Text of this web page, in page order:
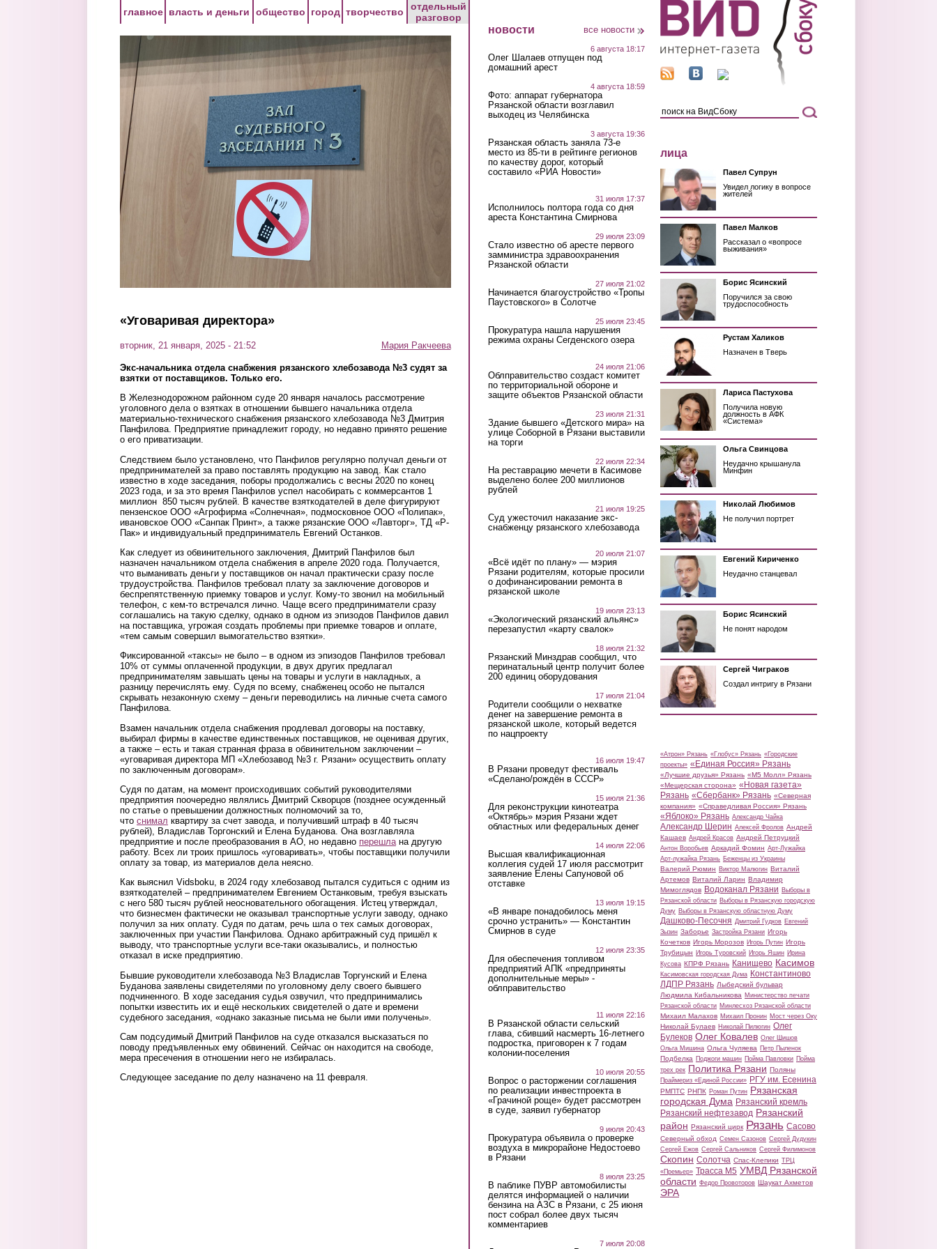
главное власть и деньги общество город творчество
отдельный
разговор
«Уговаривая директора»
вторник, 21 января, 2025 - 21:52 Мария Ракчеева
Экс-начальника отдела снабжения рязанского хлебозавода №3 судят за
взятки от поставщиков. Только его.
В Железнодорожном районном суде 20 января началось рассмотрение
уголовного дела о взятках в отношении бывшего начальника отдела
материально-технического снабжения рязанского хлебозавода №3 Дмитрия
Панфилова. Предприятие принадлежит городу, но недавно принято решение
о его приватизации.
Следствием было установлено, что Панфилов регулярно получал деньги от
предпринимателей за право поставлять продукцию на завод. Как стало
известно в ходе заседания, поборы продолжались с весны 2020 по конец
2023 года, и за это время Панфилов успел насобирать с коммерсантов 1
миллион 850 тысяч рублей. В качестве взяткодателей в деле фигурируют
пензенское ООО «Агрофирма «Солнечная», подмосковное ООО «Полипак»,
ивановское ООО «Санпак Принт», а также рязанские ООО «Лавторг», ТД «Р-
Пак» и индивидуальный предприниматель Евгений Останков.
Как следует из обвинительного заключения, Дмитрий Панфилов был
назначен начальником отдела снабжения в апреле 2020 года. Получается,
что выманивать деньги у поставщиков он начал практически сразу после
трудоустройства. Панфилов требовал плату за заключение договоров и
беспрепятственную приемку товаров и услуг. Кому-то звонил на мобильный
телефон, с кем-то встречался лично. Чаще всего предприниматели сразу
соглашались на такую сделку, однако в одном из эпизодов Панфилов давил
на поставщика, угрожая создать проблемы при приемке товаров и оплате,
«тем самым совершил вымогательство взятки».
Фиксированной «таксы» не было – в одном из эпизодов Панфилов требовал
10% от суммы оплаченной продукции, в двух других предлагал
предпринимателям завышать цены на товары и услуги в накладных, а
разницу перечислять ему. Судя по всему, снабженец особо не пытался
скрывать незаконную схему – деньги переводились на личные счета самого
Панфилова.
Взамен начальник отдела снабжения продлевал договоры на поставку,
выбирал фирмы в качестве единственных поставщиков, не оценивая других,
а также – есть и такая странная фраза в обвинительном заключении –
«уговаривая директора МП «Хлебозавод №3 г. Рязани» осуществить оплату
по заключенным договорам».
Судя по датам, на момент происходивших событий руководителями
предприятия поочередно являлись Дмитрий Скворцов (позднее осужденный
по статье о превышении должностных полномочий за то,
что снимал квартиру за счет завода, и получивший штраф в 40 тысяч
рублей), Владислав Торгонский и Елена Буданова. Она возглавляла
предприятие и после преобразования в АО, но недавно перешла на другую
работу. Всех ли троих пришлось «уговаривать», чтобы поставщики получили
оплату за товар, из материалов дела неясно.
Как выяснил Vidsboku, в 2024 году хлебозавод пытался судиться с одним из
взяткодателей – предпринимателем Евгением Останковым, требуя взыскать
с него 580 тысяч рублей неосновательного обогащения. Истец утверждал,
что бизнесмен фактически не оказывал транспортные услуги заводу, однако
получил за них оплату. Судя по датам, речь шла о тех самых договорах,
заключенных при участии Панфилова. Однако арбитражный суд пришёл к
выводу, что транспортные услуги все-таки оказывались, и полностью
отказал в иске предприятию.
Бывшие руководители хлебозавода №3 Владислав Торгунский и Елена
Буданова заявлены свидетелями по уголовному делу своего бывшего
подчиненного. В ходе заседания судья озвучил, что предпринимались
попытки известить их и ещё нескольких свидетелей о дате и времени
судебного заседания, «однако заказные письма не были ими получены».
Сам подсудимый Дмитрий Панфилов на суде отказался высказаться по
поводу предъявленных ему обвинений. Сейчас он находится на свободе,
мера пресечения в отношении него не избиралась.
Следующее заседание по делу назначено на 11 февраля.
новости все новости
6 августа 18:17
Олег Шалаев отпущен под
домашний арест
4 августа 18:59
Фото: аппарат губернатора
Рязанской области возглавил
выходец из Челябинска
3 августа 19:36
Рязанская область заняла 73-е
место из 85-ти в рейтинге регионов
по качеству дорог, который
составило «РИА Новости»
31 июля 17:37
Исполнилось полтора года со дня
ареста Константина Смирнова
29 июля 23:09
Стало известно об аресте первого
замминистра здравоохранения
Рязанской области
27 июля 21:02
Начинается благоустройство «Тропы
Паустовского» в Солотче
25 июля 23:45
Прокуратура нашла нарушения
режима охраны Сегденского озера
24 июля 21:06
Облправительство создаст комитет
по территориальной обороне и
защите объектов Рязанской области
23 июля 21:31
Здание бывшего «Детского мира» на
улице Соборной в Рязани выставили
на торги
22 июля 22:34
На реставрацию мечети в Касимове
выделено более 200 миллионов
рублей
21 июля 19:25
Суд ужесточил наказание экс-
снабженцу рязанского хлебозавода
20 июля 21:07
«Всё идёт по плану» — мэрия
Рязани родителям, которые просили
о дофинансировании ремонта в
рязанской школе
19 июля 23:13
«Экологический рязанский альянс»
перезапустил «карту свалок»
18 июля 21:32
Рязанский Минздрав сообщил, что
перинатальный центр получит более
200 единиц оборудования
17 июля 21:04
Родители сообщили о нехватке
денег на завершение ремонта в
рязанской школе, который ведется
по нацпроекту
16 июля 19:47
В Рязани проведут фестиваль
«Сделано/рождён в СССР»
15 июля 21:36
Для реконструкции кинотеатра
«Октябрь» мэрия Рязани ждет
областных или федеральных денег
14 июля 22:06
Высшая квалификационная
коллегия судей 17 июля рассмотрит
заявление Елены Сапуновой об
отставке
13 июля 19:15
«В январе понадобилось меня
срочно устранить» — Константин
Смирнов в суде
12 июля 23:35
Для обеспечения топливом
предприятий АПК «предприняты
дополнительные меры» -
облправительство
11 июля 22:16
В Рязанской области сельский
глава, сбивший насмерть 16-летнего
подростка, приговорен к 7 годам
колонии-поселения
10 июля 20:55
Вопрос о расторжении соглашения
по реализации инвестпроекта в
«Грачиной роще» будет рассмотрен
в суде, заявил губернатор
9 июля 20:43
Прокуратура объявила о проверке
воздуха в микрорайоне Недостоево
в Рязани
8 июля 23:25
В паблике ПУВР автомобилисты
делятся информацией о наличии
бензина на АЗС в Рязани, с 25 июня
пост собрал более двух тысяч
комментариев
7 июля 20:08
лица
Павел Супрун
Увидел логику в вопросе
жителей
Павел Малков
Рассказал о «вопросе
выживания»
Борис Ясинский
Поручился за свою
трудоспособность
Рустам Халиков
Назначен в Тверь
Лариса Пастухова
Получила новую
должность в АФК
«Система»
Ольга Свинцова
Неудачно крышанула
Минфин
Николай Любимов
Не получил портрет
Евгений Кириченко
Неудачно станцевал
Борис Ясинский
Не понят народом
Сергей Чиграков
Создал интригу в Рязани
«Атрон» Рязань «Глобус» Рязань «Городские
проекты» «Единая Россия» Рязань
«Лучшие друзья» Рязань «М5 Молл» Рязань
«Мещерская сторона» «Новая газета»
Рязань «Сбербанк» Рязань «Северная
компания» «Справедливая Россия» Рязань
«Яблоко» Рязань Александр Чайка
Александр Шерин Алексей Фролов Андрей
Кашаев Андрей Красов Андрей Петруцкий
Антон Воробьев Аркадий Фомин Арт-Лужайка
Арт-лужайка Рязань Беженцы из Украины
Валерий Рюмин Виктор Малюгин Виталий
Артемов Виталий Ларин Владимир
Мимоглядов Водоканал Рязани Выборы в
Рязанской области Выборы в Рязанскую городскую
Думу Выборы в Рязанскую областную Думу
Дашково-Песочня Дмитрий Гудков Евгений
Зызин Заборье Застройка Рязани Игорь
Кочетков Игорь Морозов Игорь Путин Игорь
Трубицын Игорь Туровский Игорь Яшин Ирина
Кусова КПРФ Рязань Канищево Касимов
Касимовская городская Дума Константиново
ЛДПР Рязань Лыбедский бульвар
Людмила Кибальникова Министерство печати
Рязанской области Минлесхоз Рязанской области
Михаил Малахов Михаил Пронин Мост через Оку
Николай Булаев Николай Пилюгин Олег
Булеков Олег Ковалев Олег Шишов
Ольга Мишина Ольга Чуляева Петр Пыленок
Подбелка Поджоги машин Пойма Павловки Пойма
трех рек Политика Рязани Поляны
Праймериз «Единой России» РГУ им. Есенина
РМПТС РНПК Роман Путин Рязанская
городская Дума Рязанский кремль
Рязанский нефтезавод Рязанский
район Рязанский цирк Рязань Сасово
Северный обход Семен Сазонов Сергей Дудукин
Сергей Ежов Сергей Сальников Сергей Филимонов
Скопин Солотча Спас-Клепики ТРЦ
«Премьер» Трасса М5 УМВД Рязанской
области Федор Провоторов Шаукат Ахметов
ЭРА